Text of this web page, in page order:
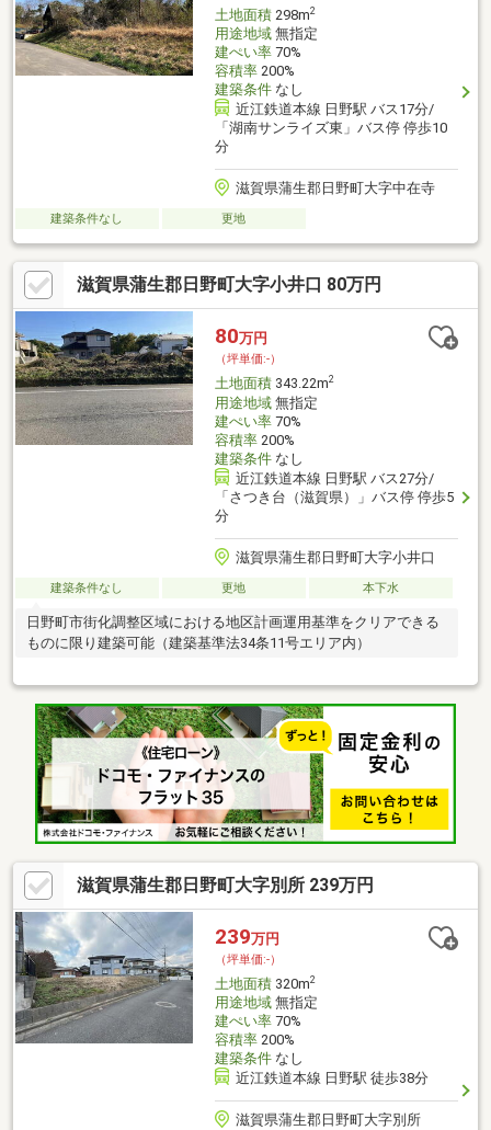
土地面積298m2
用途地域無指定
建ぺい率70%
容積率200%
建築条件なし
近江鉄道本線 日野駅 バス17分/
「湖南サンライズ東」バス停 停歩10
分
滋賀県蒲生郡日野町大字中在寺
建築条件なし 更地
滋賀県蒲生郡日野町大字小井口 80万円
80万円
（坪単価:-）
土地面積343.22m2
用途地域無指定
建ぺい率70%
容積率200%
建築条件なし
近江鉄道本線 日野駅 バス27分/
「さつき台（滋賀県）」バス停 停歩5
分
滋賀県蒲生郡日野町大字小井口
建築条件なし 更地 本下水
日野町市街化調整区域における地区計画運用基準をクリアできる
ものに限り建築可能（建築基準法34条11号エリア内）
滋賀県蒲生郡日野町大字別所 239万円
239万円
（坪単価:-）
土地面積320m2
用途地域無指定
建ぺい率70%
容積率200%
建築条件なし
近江鉄道本線 日野駅 徒歩38分
滋賀県蒲生郡日野町大字別所